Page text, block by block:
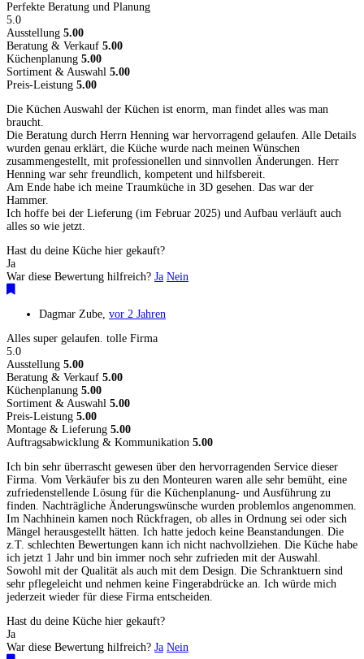
Perfekte Beratung und Planung
5.0
Ausstellung 5.00
Beratung & Verkauf 5.00
Küchenplanung 5.00
Sortiment & Auswahl 5.00
Preis-Leistung 5.00
Die Küchen Auswahl der Küchen ist enorm, man findet alles was man
braucht.
Die Beratung durch Herrn Henning war hervorragend gelaufen. Alle Details
wurden genau erklärt, die Küche wurde nach meinen Wünschen
zusammengestellt, mit professionellen und sinnvollen Änderungen. Herr
Henning war sehr freundlich, kompetent und hilfsbereit.
Am Ende habe ich meine Traumküche in 3D gesehen. Das war der
Hammer.
Ich hoffe bei der Lieferung (im Februar 2025) und Aufbau verläuft auch
alles so wie jetzt.
Hast du deine Küche hier gekauft?
Ja
War diese Bewertung hilfreich? Ja Nein
Dagmar Zube, vor 2 Jahren
Alles super gelaufen. tolle Firma
5.0
Ausstellung 5.00
Beratung & Verkauf 5.00
Küchenplanung 5.00
Sortiment & Auswahl 5.00
Preis-Leistung 5.00
Montage & Lieferung 5.00
Auftragsabwicklung & Kommunikation 5.00
Ich bin sehr überrascht gewesen über den hervorragenden Service dieser
Firma. Vom Verkäufer bis zu den Monteuren waren alle sehr bemüht, eine
zufriedenstellende Lösung für die Küchenplanung- und Ausführung zu
finden. Nachträgliche Änderungswünsche wurden problemlos angenommen.
Im Nachhinein kamen noch Rückfragen, ob alles in Ordnung sei oder sich
Mängel herausgestellt hätten. Ich hatte jedoch keine Beanstandungen. Die
z.T. schlechten Bewertungen kann ich nicht nachvollziehen. Die Küche habe
ich jetzt 1 Jahr und bin immer noch sehr zufrieden mit der Auswahl.
Sowohl mit der Qualität als auch mit dem Design. Die Schranktuern sind
sehr pflegeleicht und nehmen keine Fingerabdrücke an. Ich würde mich
jederzeit wieder für diese Firma entscheiden.
Hast du deine Küche hier gekauft?
Ja
War diese Bewertung hilfreich? Ja Nein